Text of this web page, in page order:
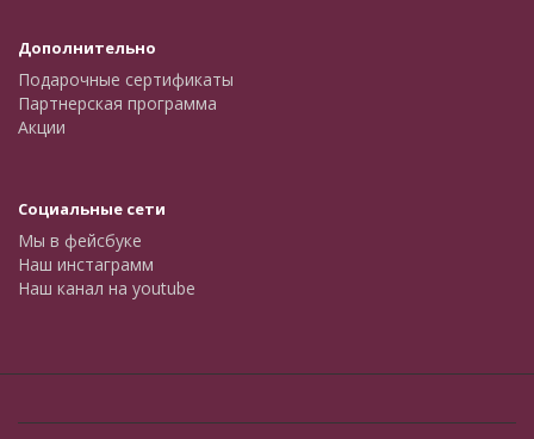
Дополнительно
Подарочные сертификаты
Партнерская программа
Акции
Социальные сети
Мы в фейсбуке
Наш инстаграмм
Наш канал на youtube